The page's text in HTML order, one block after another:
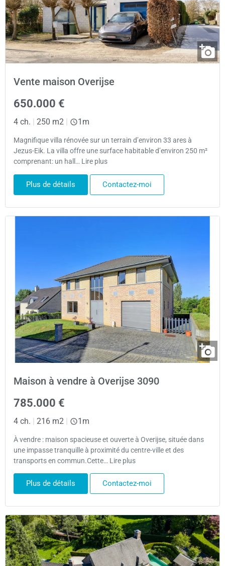
Vente maison Overijse
650.000 €
4 ch. | 250 m2 | 1m
Magnifique villa rénovée sur un terrain d’environ 33 ares à
Jezus-Eik. La villa offre une surface habitable d’environ 250 m²
comprenant: un hall… Lire plus
Plus de détails Contactez-moi
Maison à vendre à Overijse 3090
785.000 €
4 ch. | 216 m2 | 1m
À vendre : maison spacieuse et ouverte à Overijse, située dans
une impasse tranquille à proximité du centre-ville et des
transports en commun.Cette… Lire plus
Plus de détails Contactez-moi